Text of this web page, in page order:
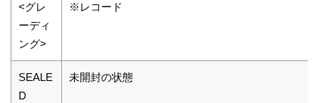
<グレ
ーディ
ング>
※レコード
SEALE
D
未開封の状態